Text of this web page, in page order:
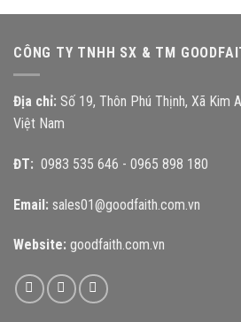
CÔNG TY TNHH SX & TM
Địa chỉ: Số 19, Thôn Phú Thịnh, Xã Kim
Việt Nam
ĐT: 0983 535 646 - 0965 898 180
Email: sales01@goodfaith.com.vn
Website: goodfaith.com.vn